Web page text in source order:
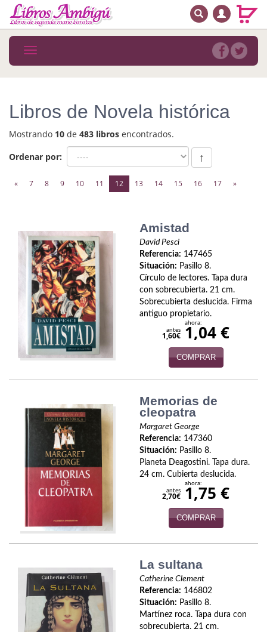
MENÚ PRINCIPAL
Novedades
MATERIAS
Astrología. Ocultismo
Autoayuda. Conocimiento personal
Biografía
Biografías
Ciencia ficción
Cocina
Deportes
Discos deVinilo. LP
Divulgación científica
Economía
Enciclopedias
Ensayo
Ensayo literario
BUSCAR
Toggle
navigation
Libros de Novela histórica
Mostrando 10 de 483 libros encontrados.
Ordenar por:
↑
« 7 8 9 10 11 12 (current)
13 14 15 16 17 »
Amistad
David Pesci
Referencia: 147465
Situación: Pasillo 8.
Círculo de lectores. Tapa dura
con sobrecubierta. 21 cm.
Sobrecubierta deslucida. Firma
antiguo propietario.
antes
1,60€
ahora:
1,04 €
COMPRAR
Memorias de
cleopatra
Margaret George
Referencia: 147360
Situación: Pasillo 8.
Planeta Deagostini. Tapa dura.
24 cm. Cubierta deslucida.
antes
2,70€
ahora:
1,75 €
COMPRAR
La sultana
Catherine Clement
Referencia: 146802
Situación: Pasillo 8.
Martínez roca. Tapa dura con
sobrecubierta. 21 cm.